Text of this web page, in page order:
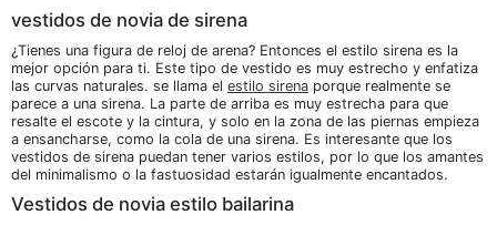
vestidos de novia de sirena
¿Tienes una figura de reloj de arena? Entonces el estilo sirena es la
mejor opción para ti. Este tipo de vestido es muy estrecho y enfatiza
las curvas naturales. se llama el estilo sirena porque realmente se
parece a una sirena. La parte de arriba es muy estrecha para que
resalte el escote y la cintura, y solo en la zona de las piernas empieza
a ensancharse, como la cola de una sirena. Es interesante que los
vestidos de sirena puedan tener varios estilos, por lo que los amantes
del minimalismo o la fastuosidad estarán igualmente encantados.
Vestidos de novia estilo bailarina